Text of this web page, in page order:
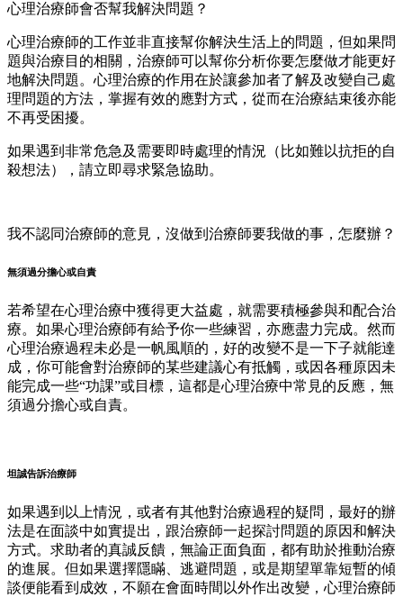
心理治療師會否幫我解決問題？
心理治療師的工作並非直接幫你解決生活上的問題，但如果問
題與治療目的相關，治療師可以幫你分析你要怎麼做才能更好
地解決問題。心理治療的作用在於讓參加者了解及改變自己處
理問題的方法，掌握有效的應對方式，從而在治療結束後亦能
不再受困擾。
如果遇到非常危急及需要即時處理的情況（比如難以抗拒的自
殺想法），請立即尋求緊急協助。
我不認同治療師的意見，沒做到治療師要我做的事，怎麼辦？
無須過分擔心或自責
若希望在心理治療中獲得更大益處，就需要積極參與和配合治
療。如果心理治療師有給予你一些練習，亦應盡力完成。然而
心理治療過程未必是一帆風順的，好的改變不是一下子就能達
成，你可能會對治療師的某些建議心有抵觸，或因各種原因未
能完成一些“功課”或目標，這都是心理治療中常見的反應，無
須過分擔心或自責。
坦誠告訴治療師
如果遇到以上情況，或者有其他對治療過程的疑問，最好的辦
法是在面談中如實提出，跟治療師一起探討問題的原因和解決
方式。求助者的真誠反饋，無論正面負面，都有助於推動治療
的進展。但如果選擇隱瞞、逃避問題，或是期望單靠短暫的傾
談便能看到成效，不願在會面時間以外作出改變，心理治療師